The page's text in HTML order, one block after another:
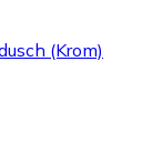
(Krom)